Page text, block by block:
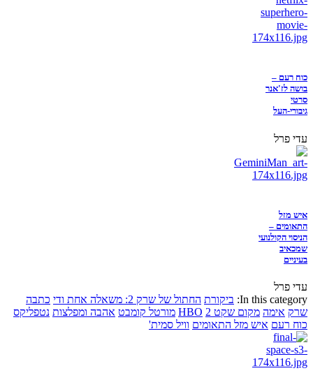
כוח רעם –
בושה לז'אנר
סרטי
גיבורי-העל
עדי פרל
איש מזל
התאומים –
הניסוי הקולנועי
שמכאיב
בעיניים
עדי פרל
In this category: ביקורת החתול של שרק 2: משאלה אחת ודי
כתבה
שרק אימה מקום שקט 2 HBO מורטל קומבט אהבה ומפלצות נטפליקס
כוח רעם איש מזל התאומים וויל סמית'